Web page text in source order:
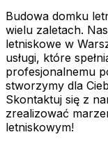
Budowa domku
wielu zaletach.
letniskowe w
usługi, które
profesjonalnemu
stworzymy dla
Skontaktuj się z
zrealizować
letniskowym!